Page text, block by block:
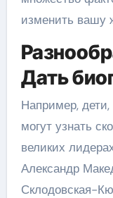
изменить вашу
Дать
Например,
могут узнать
великих
Александр
Склодовская-